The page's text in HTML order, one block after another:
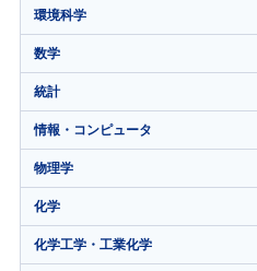
環境科学
数学
統計
情報・コンピュータ
物理学
化学
化学工学・工業化学